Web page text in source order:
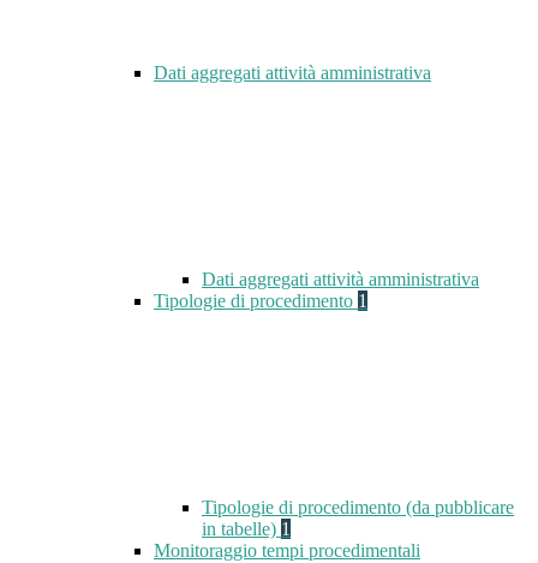
Dati aggregati attività amministrativa
Dati aggregati attività amministrativa
Tipologie di procedimento 1
Tipologie di procedimento (da pubblicare
in tabelle) 1
Monitoraggio tempi procedimentali